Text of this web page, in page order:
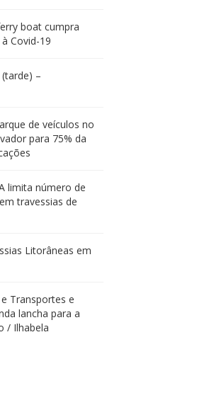
boat cumpra
Covid-19
–
de veículos no
para 75% da
limita número de
travessias de
Litorâneas em
Transportes e
lancha para a
/ Ilhabela